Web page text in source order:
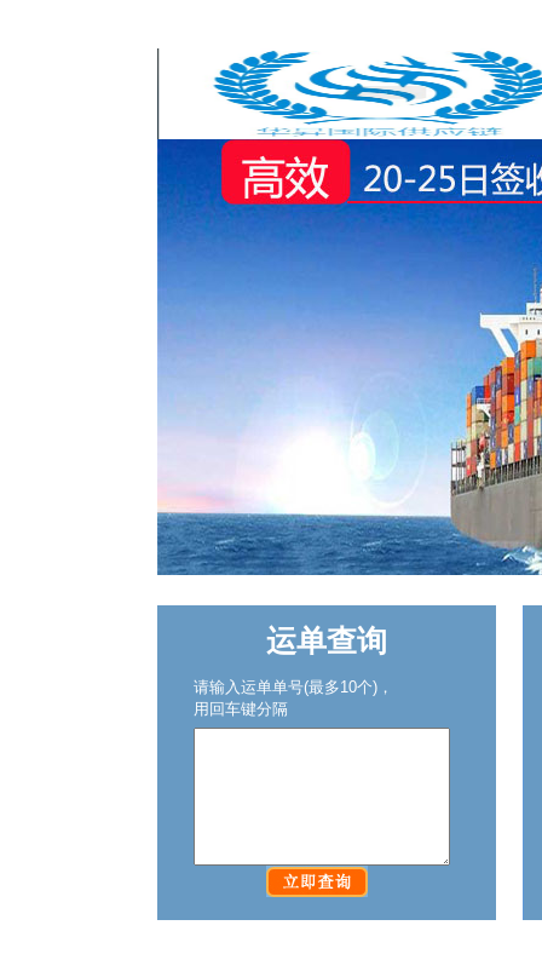
运单查询
请输入运单单号(最多10个)，
用回车键分隔